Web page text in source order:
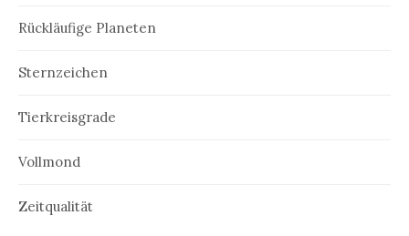
Rückläufige Planeten
Sternzeichen
Tierkreisgrade
Vollmond
Zeitqualität